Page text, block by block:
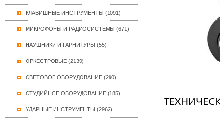
КЛАВИШНЫЕ ИНСТРУМЕНТЫ (1091)
МИКРОФОНЫ И РАДИОСИСТЕМЫ (671)
НАУШНИКИ И ГАРНИТУРЫ (55)
ОРКЕСТРОВЫЕ (2139)
СВЕТОВОЕ ОБОРУДОВАНИЕ (290)
СТУДИЙНОЕ ОБОРУДОВАНИЕ (185)
УДАРНЫЕ ИНСТРУМЕНТЫ (2962)